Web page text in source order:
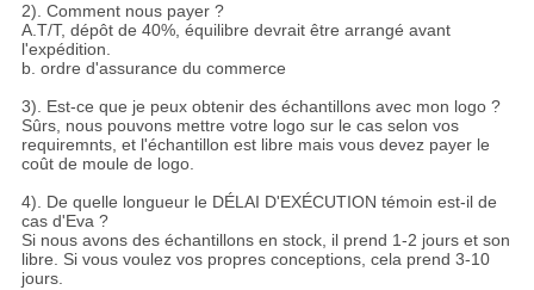
2). Comment nous payer ?
A.T/T, dépôt de 40%, équilibre devrait être arrangé avant
l'expédition.
b. ordre d'assurance du commerce
3). Est-ce que je peux obtenir des échantillons avec mon logo ?
Sûrs, nous pouvons mettre votre logo sur le cas selon vos
requiremnts, et l'échantillon est libre mais vous devez payer le
coût de moule de logo.
4). De quelle longueur le DÉLAI D'EXÉCUTION témoin est-il de
cas d'Eva ?
Si nous avons des échantillons en stock, il prend 1-2 jours et son
libre. Si vous voulez vos propres conceptions, cela prend 3-10
jours.